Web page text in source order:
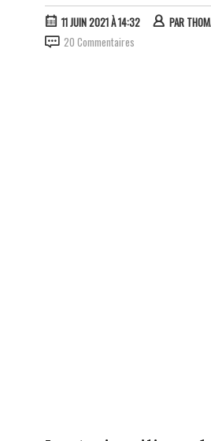
11 JUIN 2021 À 14:32 PAR
20 Commentaires